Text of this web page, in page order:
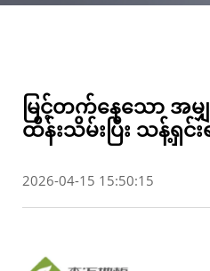
မြင့်တက်နေသော အ
ထိန်းသိမ်းပြီး သန့်ရှင်
2026-04-15 15:50:15